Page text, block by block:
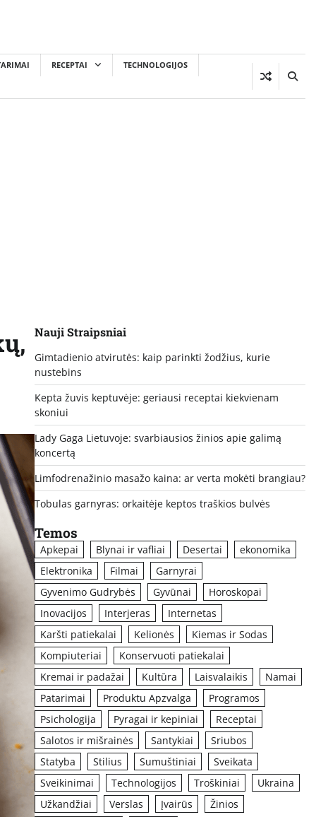
RECEPTAI TECHNOLOGIJOS
Nauji Straipsniai
Gimtadienio atvirutės: kaip parinkti žodžius, kurie
nustebins
Kepta žuvis keptuvėje: geriausi receptai kiekvienam
skoniui
Lady Gaga Lietuvoje: svarbiausios žinios apie galimą
koncertą
Limfodrenažinio masažo kaina: ar verta mokėti brangiau?
Tobulas garnyras: orkaitėje keptos traškios bulvės
Temos
Apkepai Blynai ir vafliai Desertai
ekonomika
Elektronika
Filmai
Garnyrai
Gyvenimo Gudrybės
Gyvūnai
Horoskopai
Inovacijos
Interjeras
Internetas
Karšti patiekalai
Kelionės
Kiemas ir Sodas
Kompiuteriai
Konservuoti patiekalai
Kremai ir padažai
Kultūra Laisvalaikis
Namai
Patarimai
Produktu Apzvalga
Programos
Psichologija
Pyragai ir kepiniai
Receptai
Salotos ir mišrainės
Santykiai
Sriubos
Statyba
Stilius Sumuštiniai
Sveikata
Sveikinimai
Technologijos Troškiniai
Ukraina
Užkandžiai
Verslas Įvairūs
Žinios